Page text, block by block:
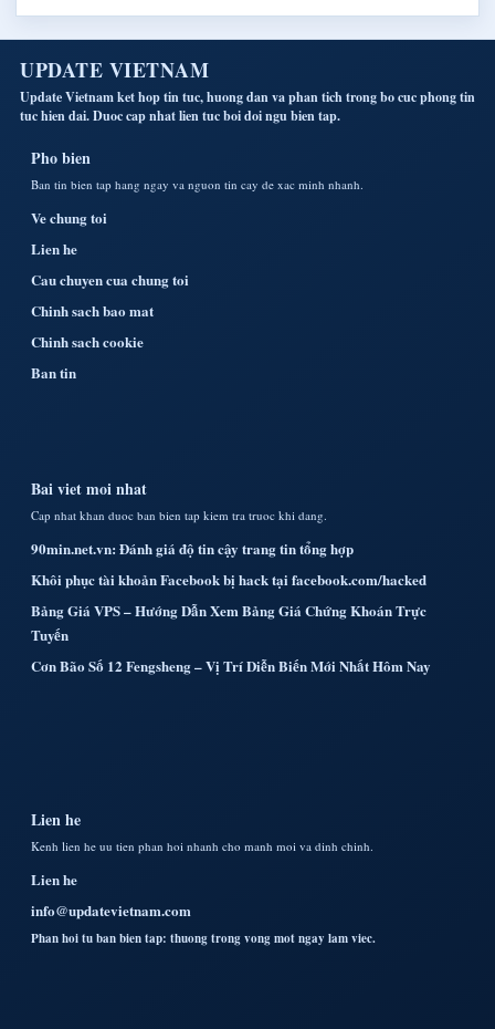
UPDATE VIETNAM
Update Vietnam ket hop tin tuc, huong dan va phan tich trong bo cuc phong tin
tuc hien dai. Duoc cap nhat lien tuc boi doi ngu bien tap.
Pho bien
Ban tin bien tap hang ngay va nguon tin cay de xac minh nhanh.
Ve chung toi
Lien he
Cau chuyen cua chung toi
Chinh sach bao mat
Chinh sach cookie
Ban tin
Bai viet moi nhat
Cap nhat khan duoc ban bien tap kiem tra truoc khi dang.
90min.net.vn: Đánh giá độ tin cậy trang tin tổng hợp
Khôi phục tài khoản Facebook bị hack tại facebook.com/hacked
Bảng Giá VPS – Hướng Dẫn Xem Bảng Giá Chứng Khoán Trực
Tuyến
Cơn Bão Số 12 Fengsheng – Vị Trí Diễn Biến Mới Nhất Hôm Nay
Lien he
Kenh lien he uu tien phan hoi nhanh cho manh moi va dinh chinh.
Lien he
info@updatevietnam.com
Phan hoi tu ban bien tap: thuong trong vong mot ngay lam viec.